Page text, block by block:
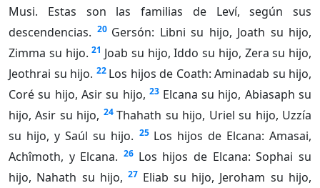
Musi. Estas son las familias de Leví, según sus
descendencias. 20 Gersón: Libni su hijo, Joath su hijo,
Zimma su hijo. 21 Joab su hijo, Iddo su hijo, Zera su hijo,
Jeothrai su hijo. 22 Los hijos de Coath: Aminadab su hijo,
Coré su hijo, Asir su hijo, 23 Elcana su hijo, Abiasaph su
hijo, Asir su hijo, 24 Thahath su hijo, Uriel su hijo, Uzzía
su hijo, y Saúl su hijo. 25 Los hijos de Elcana: Amasai,
Achîmoth, y Elcana. 26 Los hijos de Elcana: Sophai su
hijo, Nahath su hijo, 27 Eliab su hijo, Jeroham su hijo,